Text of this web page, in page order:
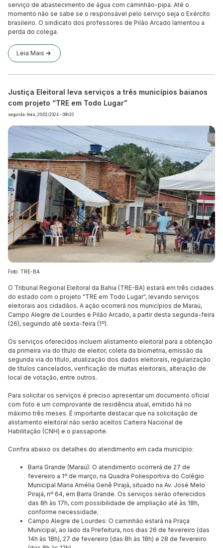
serviço de abastecimento de água com caminhão-pipa. Até o
momento não se sabe se o responsável pelo serviço seja o Exército
brasileiro. O sindicato dos professores de Pilão Arcado lamentou a
perda do colega.
Leia Mais
Justiça Eleitoral leva serviços a três municípios baianos
com projeto “TRE em Todo Lugar”
segunda-feira, 26/02/2024 - 09h20
Foto: TRE-BA
O Tribunal Regional Eleitoral da Bahia (TRE-BA) estará em três cidades
do estado com o projeto "TRE em Todo Lugar", levando serviços
eleitorais aos cidadãos. A ação ocorrerá nos municípios de Maraú,
Campo Alegre de Lourdes e Pilão Arcado, a partir desta segunda-feira
(26), seguindo até sexta-feira (1º).
Os serviços oferecidos incluem alistamento eleitoral para a obtenção
da primeira via do título de eleitor, coleta da biometria, emissão da
segunda via do título, atualização dos dados eleitorais, regularização
de títulos cancelados, verificação de multas eleitorais, alteração de
local de votação, entre outros.
Para solicitar os serviços é preciso apresentar um documento oficial
com foto e um comprovante de residência atual, emitido há no
máximo três meses. É importante destacar que na solicitação de
alistamento eleitoral não serão aceitos Carteira Nacional de
Habilitação (CNH) e o passaporte.
Confira abaixo os detalhes do atendimento em cada município:
Barra Grande (Maraú): O atendimento ocorrerá de 27 de
fevereiro a 1º de março, na Quadra Poliesportiva do Colégio
Municipal Maria Amélia Genê Pirajá, situado na Av. José Melo
Pirajá, nº 64, em Barra Grande. Os serviços serão oferecidos
das 8h às 17h, com possibilidade de ampliação até às 18h,
conforme necessidade.
Campo Alegre de Lourdes: O caminhão estará na Praça
Municipal, ao lado da Prefeitura, nos dias 26 de fevereiro (das
14h às 18h), 27 de fevereiro (das 8h às 18h) e 28 de fevereiro